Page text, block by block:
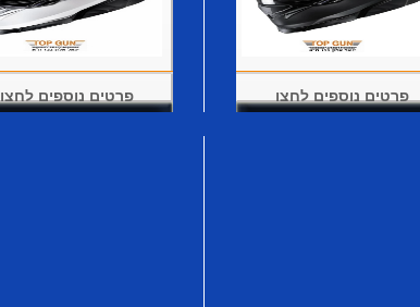
פרטים נוספים לחצו פרטים נוספים לחצו